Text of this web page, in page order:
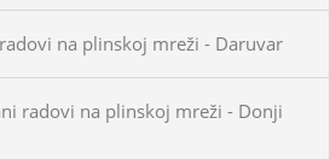
na plinskoj mreži - Daruvar
radovi na plinskoj mreži - Donji